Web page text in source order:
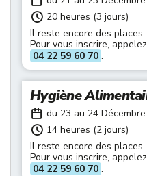
20 heures (3 jours)
Il reste encore des places
Pour vous inscrire,
04 22 59 60 70 .
Hygiène
du 23 au 24
14 heures (2 jours)
Il reste encore des places
Pour vous inscrire,
04 22 59 60 70 .